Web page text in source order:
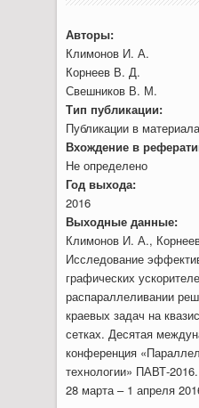
Авторы:
Климонов И. А.
Корнеев В. Д.
Свешников В. М.
Тип публикации:
Публикации в
Вхождение в
Не определено
Год выхода:
2016
Выходные данные:
Климонов И. А.,
Исследование
графических
распараллеливании
краевых задач на
сетках. Десятая
конференция
технологии» ПАВТ-
28 марта – 1 апреля